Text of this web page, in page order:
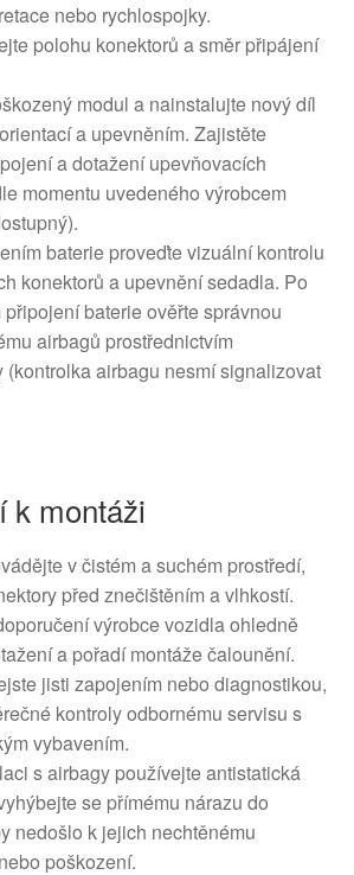
nebo rychlospojky.
polohu konektorů a směr připájení
modul a nainstalujte nový díl
a upevněním. Zajistěte
a dotažení upevňovacích
momentu uvedeného výrobcem
baterie proveďte vizuální kontrolu
konektorů a upevnění sedadla. Po
baterie ověřte správnou
airbagů prostřednictvím
(kontrolka airbagu nesmí signalizovat
k montáži
v čistém a suchém prostředí,
před znečištěním a vlhkostí.
výrobce vozidla ohledně
a pořadí montáže čalounění.
jisti zapojením nebo diagnostikou,
kontroly odbornému servisu s
vybavením.
s airbagy používejte antistatická
se přímému nárazu do
nedošlo k jejich nechtěnému
poškození.